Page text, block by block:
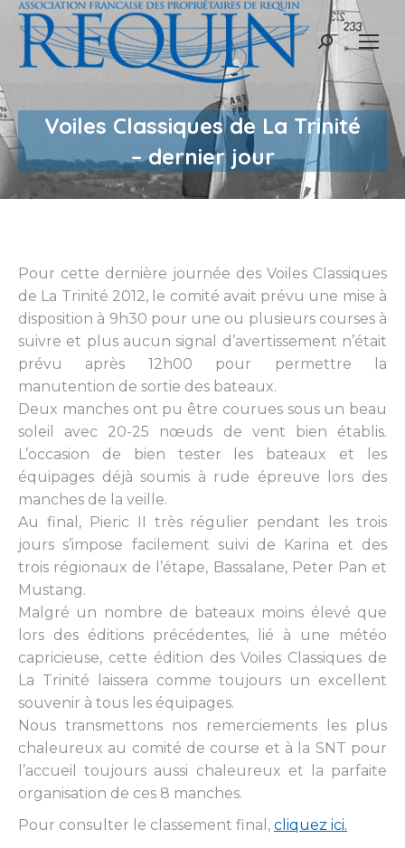
Recherche
Voiles Classiques de La Trinité
– dernier jour
Pour cette dernière journée des Voiles Classiques
de La Trinité 2012, le comité avait prévu une mise à
disposition à 9h30 pour une ou plusieurs courses à
suivre et plus aucun signal d’avertissement n’était
prévu après 12h00 pour permettre la
manutention de sortie des bateaux.
Deux manches ont pu être courues sous un beau
soleil avec 20-25 nœuds de vent bien établis.
L’occasion de bien tester les bateaux et les
équipages déjà soumis à rude épreuve lors des
manches de la veille.
Au final, Pieric II très régulier pendant les trois
jours s’impose facilement suivi de Karina et des
trois régionaux de l’étape, Bassalane, Peter Pan et
Mustang.
Malgré un nombre de bateaux moins élevé que
lors des éditions précédentes, lié à une météo
capricieuse, cette édition des Voiles Classiques de
La Trinité laissera comme toujours un excellent
souvenir à tous les équipages.
Nous transmettons nos remerciements les plus
chaleureux au comité de course et à la SNT pour
l’accueil toujours aussi chaleureux et la parfaite
organisation de ces 8 manches.
Pour consulter le classement final, cliquez ici.